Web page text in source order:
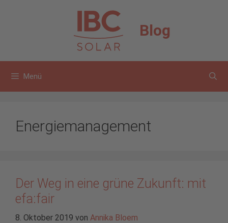
Blog
Menü
Energiemanagement
Der Weg in eine grüne Zukunft: mit
efa:fair
8. Oktober 2019 von Annika Bloem